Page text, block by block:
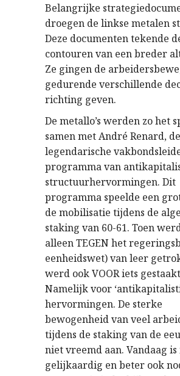
Belangrijke
droegen de linkse metalen
Deze documenten tekende
contouren van een breder
Ze gingen de
gedurende verschillende
richting geven.
De metallo’s werden zo het
samen met André Renard, de
legendarische
programma van
structuurhervormingen. Dit
programma speelde een
de mobilisatie tijdens de
staking van 60-61. Toen
alleen TEGEN het
eenheidswet) van leer
werd ook VOOR iets
Namelijk voor
hervormingen. De sterke
bewogenheid van veel
tijdens de staking van de
niet vreemd aan. Vandaag is
gelijkaardig en beter ook